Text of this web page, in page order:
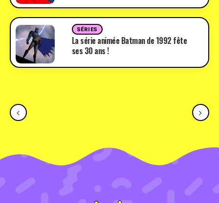
SÉRIES
La série animée Batman de 1992 fête
ses 30 ans !